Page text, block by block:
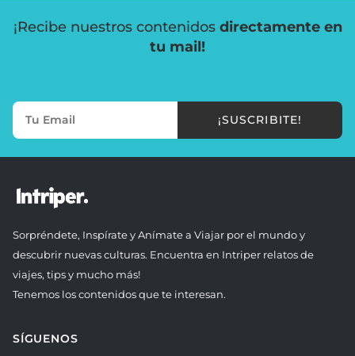
¡Recibe nuestros contenidos directamente en
tu mail!
¡SUSCRIBITE!
Sorpréndete, Inspírate y Anímate a Viajar por el mundo y
descubrir nuevas culturas. Encuentra en Intriper relatos de
viajes, tips y mucho más!
Tenemos los contenidos que te interesan.
SÍGUENOS